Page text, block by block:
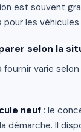
est souvent
les véhicules
selon la
varie
neuf : le
démarche. Il